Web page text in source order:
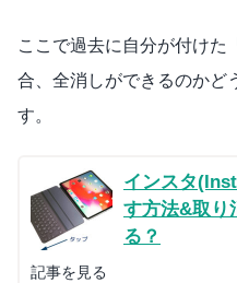
ここで過去に自分が付けた
合、全消しができるのかど
す。
インスタ
す方法&取り
る？
記事を見る